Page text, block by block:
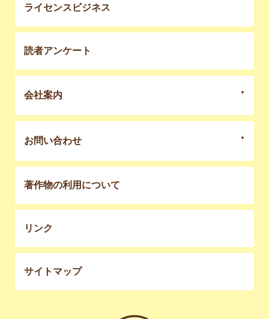
ライセンスビジネス
読者アンケート
会社案内
お問い合わせ
著作物の利用について
リンク
サイトマップ